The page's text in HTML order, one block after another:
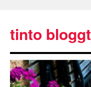
tinto bloggt